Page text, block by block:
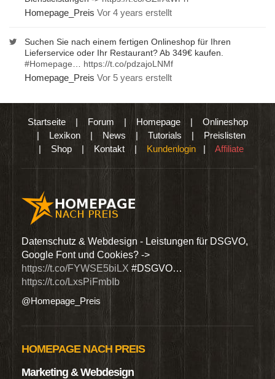
Homepage_Preis Vor 4 years erstellt
Suchen Sie nach einem fertigen Onlineshop für Ihren
Lieferservice oder Ihr Restaurant? Ab 349€ kaufen.
#Homepage
https://t.co/pdzajoLNMf
Homepage_Preis Vor 5 years erstellt
Startseite| Forum | Homepage| Onlineshop
| Lexikon | News | Tutorials | Preislisten
| Shop | Kontakt | Kundenlogin | Affiliate
Datenschutz & Webdesign - Leistungen für DSGVO,
Google Font und Cookies? ->
https://t.co/FYWSE5biLX #DSGVO…
https://t.co/LxsPiFmbIb
@Homepage_Preis
HOMEPAGE NACH PREIS
Marketing & Webdesign